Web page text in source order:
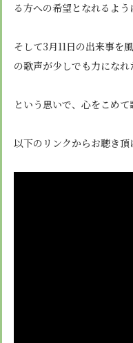
る方への希望となれるよう
そして3月11日の出来事を
の歌声が少しでも力になれ
という思いで、心をこめて
以下のリンクからお聴き頂